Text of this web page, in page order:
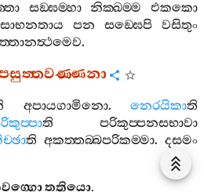
සඞ‍්ඝම‍්හා නික‍්ඛම‍්ම
එකකො
පන සඞ‍්ඝෙපි
වසිතුං
.
අපායගාමිනො.නෙරයිකාති
ති
පරිකුප‍්පනසභාවා
ති අකත‍්තබ‍්බපරිකම‍්මා. දසමං
තතියො.